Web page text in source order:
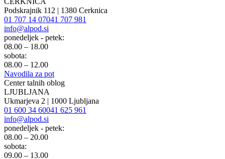
Podskrajnik 112 | 1380 Cerknica
01 707 14 07041 707 981
info@alpod.si
ponedeljek - petek:
08.00 – 18.00
sobota:
08.00 – 12.00
Navodila za pot
Center talnih oblog
LJUBLJANA
Ukmarjeva 2 | 1000 Ljubljana
01 600 34 60041 625 961
info@alpod.si
ponedeljek - petek:
08.00 – 20.00
sobota:
09.00 – 13.00